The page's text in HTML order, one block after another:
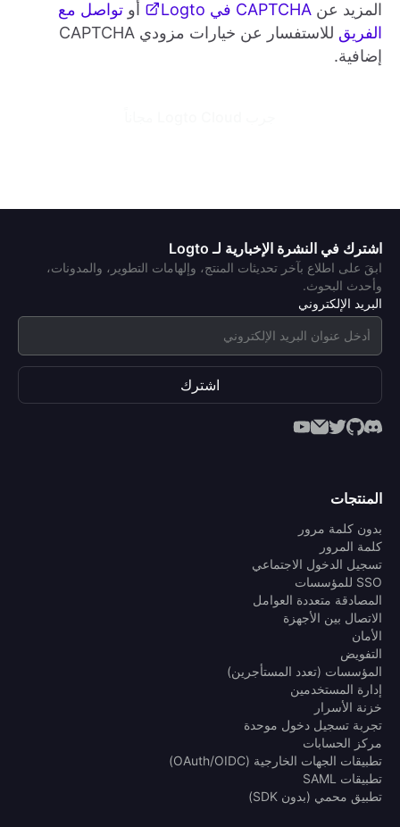
المزيد عن CAPTCHA في Logto أو تواصل مع
الفريق
للاستفسار عن خيارات مزودي CAPTCHA
إضافية.
اشترك في النشرة الإخبارية لـ Logto
ابقَ على اطلاع بآخر تحديثات المنتج، وإلهامات التطوير، والمدونات،
وأحدث البحوث.
البريد الإلكتروني
اشترك
المنتجات
بدون كلمة مرور
كلمة المرور
تسجيل الدخول الاجتماعي
SSO للمؤسسات
المصادقة متعددة العوامل
الاتصال بين الأجهزة
الأمان
التفويض
المؤسسات (تعدد المستأجرين)
إدارة المستخدمين
خزنة الأسرار
تجربة تسجيل دخول موحدة
مركز الحسابات
تطبيقات الجهات الخارجية (OAuth/OIDC)
تطبيقات SAML
تطبيق محمي (بدون SDK)